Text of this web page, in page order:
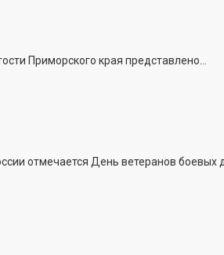
Приморского края представлено...
отмечается День ветеранов боевых